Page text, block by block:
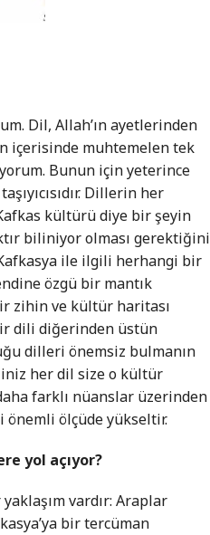
Dil, Allah’ın ayetlerinden
içerisinde muhtemelen tek
Bunun için yeterince
Dillerin her
kültürü diye bir şeyin
biliniyor olması gerektiğini
ile ilgili herhangi bir
özgü bir mantık
zihin ve kültür haritası
dili diğerinden üstün
dilleri önemsiz bulmanın
her dil size o kültür
farklı nüanslar üzerinden
önemli ölçüde yükseltir.
yol açıyor?
vardır: Araplar
bir tercüman